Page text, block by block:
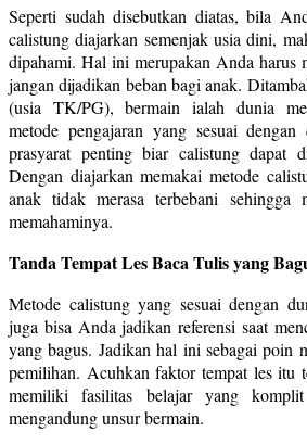
Seperti sudah disebutkan diatas, bila
calistung diajarkan semenjak usia dini,
dipahami. Hal ini merupakan Anda harus
jangan dijadikan beban bagi anak.
(usia TK/PG), bermain ialah dunia
metode pengajaran yang sesuai dengan
prasyarat penting biar calistung dapat
Dengan diajarkan memakai metode
anak tidak merasa terbebani sehingga
memahaminya.
Tanda Tempat Les Baca Tulis yang
Metode calistung yang sesuai dengan
juga bisa Anda jadikan referensi saat
yang bagus. Jadikan hal ini sebagai poin
pemilihan. Acuhkan faktor tempat les itu
memiliki fasilitas belajar yang
mengandung unsur bermain.